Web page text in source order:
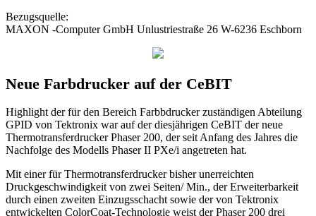
Bezugsquelle:
MAXON -Computer GmbH Unlustriestraße 26 W-6236 Eschborn
Neue Farbdrucker auf der CeBIT
Highlight der für den Bereich Farbbdrucker zuständigen Abteilung
GPID von Tektronix war auf der diesjährigen CeBIT der neue
Thermotransferdrucker Phaser 200, der seit Anfang des Jahres die
Nachfolge des Modells Phaser II PXe/i angetreten hat.
Mit einer für Thermotransferdrucker bisher unerreichten
Druckgeschwindigkeit von zwei Seiten/ Min., der Erweiterbarkeit
durch einen zweiten Einzugsschacht sowie der von Tektronix
entwickelten ColorCoat-Technologie weist der Phaser 200 drei